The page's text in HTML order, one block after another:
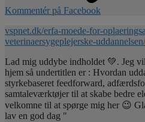
Kommentér på Facebook
vspnet.dk/erfa-moede-for-
veterinaersygeplejerske-uddannelsen/
Lad mig uddybe indholdet 💚. Jeg
hjem så undertitlen er : Hvordan
styrkebaseret feedforward,
samtaleværktøjer til at skabe bedre
velkomne til at spørge mig her 😉
lav en god dag "